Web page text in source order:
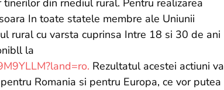
din rnediul rural. Pentru realizarea
In toate statele membre ale Uniunii
rural cu varsta cuprinsa Intre 18 si 30 de ani
la
Rezultatul acestei actiuni va
Romania si pentru Europa, ce vor putea